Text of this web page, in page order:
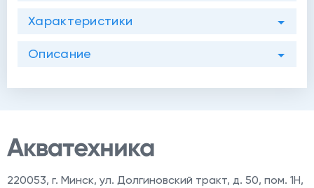
Характеристики
Описание
220053, г. Минск, ул. Долгиновский тракт, д. 50, пом. 1Н,